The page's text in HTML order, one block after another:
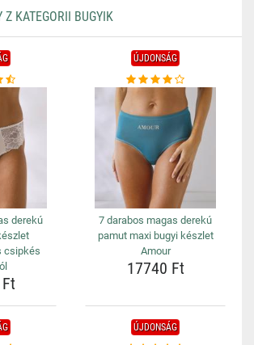
Z KATEGORII BUGYIK
derekú
csipkés
ÚJDONSÁG
7 darabos magas derekú
pamut maxi bugyi készlet
Amour
17740 Ft
ÚJDONSÁG